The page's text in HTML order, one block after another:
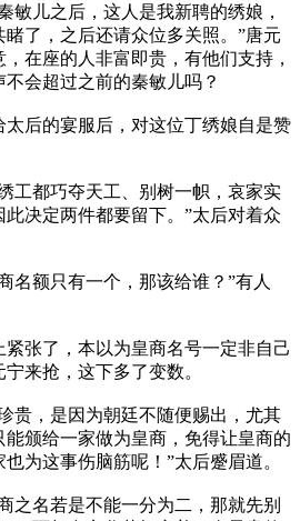
儿之后，这人是我新聘的绣娘，
了，之后还请众位多关照。”唐元
在座的人非富即贵，有他们支持，
会超过之前的秦敏儿吗？
后的宴服后，对这位丁绣娘自是赞
都巧夺天工、别树一帜，哀家实
决定两件都要留下。”太后对着众
额只有一个，那该给谁？”有人
张了，本以为皇商名号一定非自己
来抢，这下多了变数。
，是因为朝廷不随便赐出，尤其
颁给一家做为皇商，免得让皇商的
为这事伤脑筋呢！”太后蹙眉道。
名若是不能一分为二，那就先别